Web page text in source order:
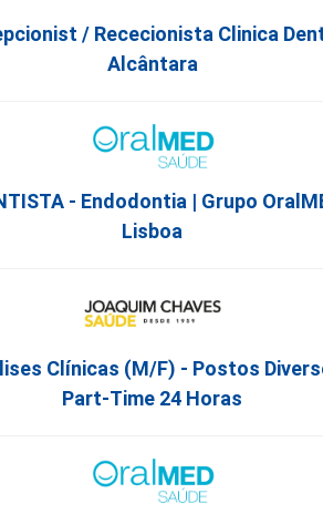
/ Rececionista Clinica
Alcântara
- Endodontia | Grupo
Lisboa
Clínicas (M/F) - Postos
Part-Time 24 Horas